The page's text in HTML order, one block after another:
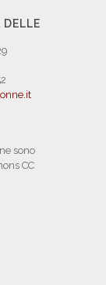
DELLE
sono
CC